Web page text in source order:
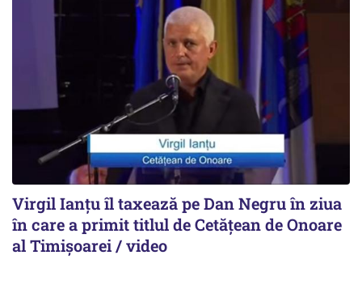
Virgil Ianțu îl taxează pe Dan Negru în ziua
în care a primit titlul de Cetățean de Onoare
al Timișoarei / video